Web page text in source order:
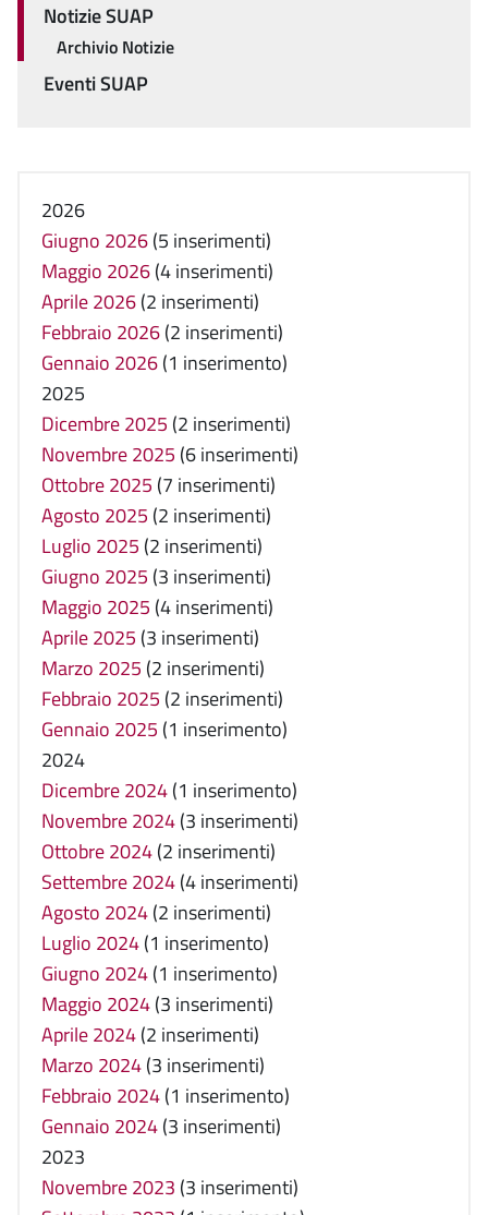
Notizie SUAP
Archivio Notizie
Eventi SUAP
2026
Giugno 2026(5 inserimenti)
Maggio 2026(4 inserimenti)
Aprile 2026(2 inserimenti)
Febbraio 2026(2 inserimenti)
Gennaio 2026(1 inserimento)
2025
Dicembre 2025 (2 inserimenti)
Novembre 2025 (6 inserimenti)
Ottobre 2025 (7 inserimenti)
Agosto 2025 (2 inserimenti)
Luglio 2025 (2 inserimenti)
Giugno 2025 (3 inserimenti)
Maggio 2025 (4 inserimenti)
Aprile 2025 (3 inserimenti)
Marzo 2025 (2 inserimenti)
Febbraio 2025 (2 inserimenti)
Gennaio 2025 (1 inserimento)
2024
Dicembre 2024(1 inserimento)
Novembre 2024(3 inserimenti)
Ottobre 2024(2 inserimenti)
Settembre 2024(4 inserimenti)
Agosto 2024(2 inserimenti)
Luglio 2024(1 inserimento)
Giugno 2024(1 inserimento)
Maggio 2024(3 inserimenti)
Aprile 2024(2 inserimenti)
Marzo 2024(3 inserimenti)
Febbraio 2024(1 inserimento)
Gennaio 2024(3 inserimenti)
2023
Novembre 2023 (3 inserimenti)